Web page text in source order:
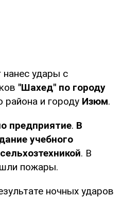
удары с
"Шахед" по городу
района и городу Изюм.
предприятие. В
учебного
. В
пожары.
ночных ударов